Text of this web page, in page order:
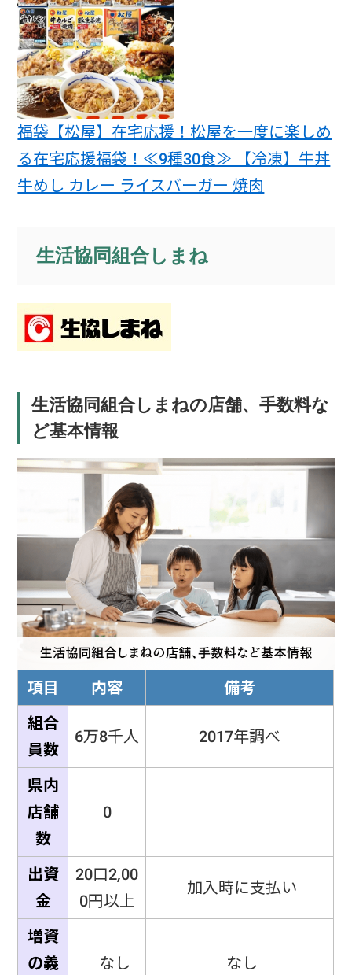
福袋【松屋】在宅応援！松屋を一度に楽しめ
る在宅応援福袋！≪9種30食≫ 【冷凍】牛丼
牛めし カレー ライスバーガー 焼肉
生活協同組合しまね
生活協同組合しまねの店舗、手数料な
ど基本情報
項目 内容
備考
組合
員数
6万8千人 2017年調べ
県内
店舗
数
0
出資
金
20口2,00
0円以上
加入時に支払い
増資
の義
なし なし